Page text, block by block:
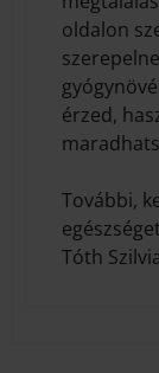
oldalon
érzed,
További,
Tóth